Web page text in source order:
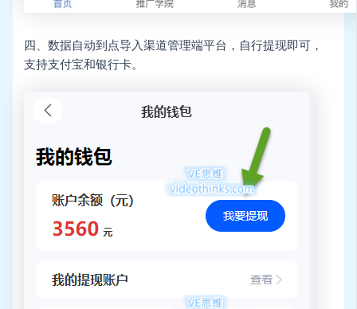
四、数据自动到点导入渠道管理端平台，自行提现即可，
支持支付宝和银行卡。